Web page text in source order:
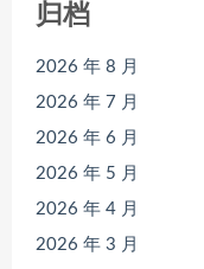
归档
2026 年 8 月
2026 年 7 月
2026 年 6 月
2026 年 5 月
2026 年 4 月
2026 年 3 月